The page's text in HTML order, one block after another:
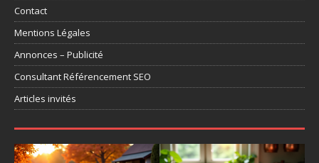
Contact
Mentions Légales
Annonces – Publicité
Consultant Référencement SEO
Articles invités